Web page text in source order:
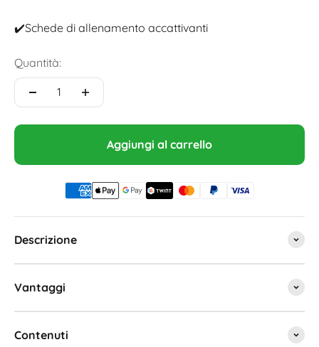
✔️Schede di allenamento accattivanti
Quantità:
Aggiungi al carrello
Descrizione
Vantaggi
Contenuti